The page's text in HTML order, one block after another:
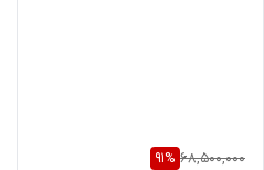
68,500,000
91%